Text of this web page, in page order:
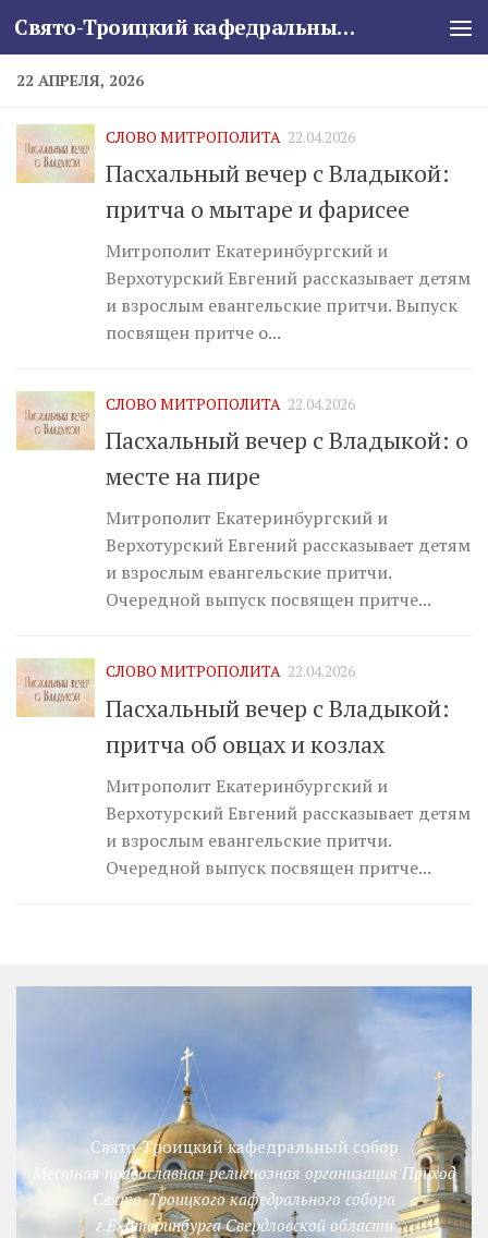
Skip to content Свято-Троицкий кафедральный собор
22 АПРЕЛЯ, 2026
СЛОВО МИТРОПОЛИТА 22.04.2026
Пасхальный вечер с Владыкой:
притча о мытаре и фарисее
Митрополит Екатеринбургский и
Верхотурский Евгений рассказывает детям
и взрослым евангельские притчи. Выпуск
посвящен притче о...
СЛОВО МИТРОПОЛИТА 22.04.2026
Пасхальный вечер с Владыкой: о
месте на пире
Митрополит Екатеринбургский и
Верхотурский Евгений рассказывает детям
и взрослым евангельские притчи.
Очередной выпуск посвящен притче...
СЛОВО МИТРОПОЛИТА 22.04.2026
Пасхальный вечер с Владыкой:
притча об овцах и козлах
Митрополит Екатеринбургский и
Верхотурский Евгений рассказывает детям
и взрослым евангельские притчи.
Очередной выпуск посвящен притче...
Свято-Троицкий кафедральный собор
Местная православная религиозная организация Приход
Свято-Троицкого кафедрального собора
г.Екатеринбурга Свердловской области